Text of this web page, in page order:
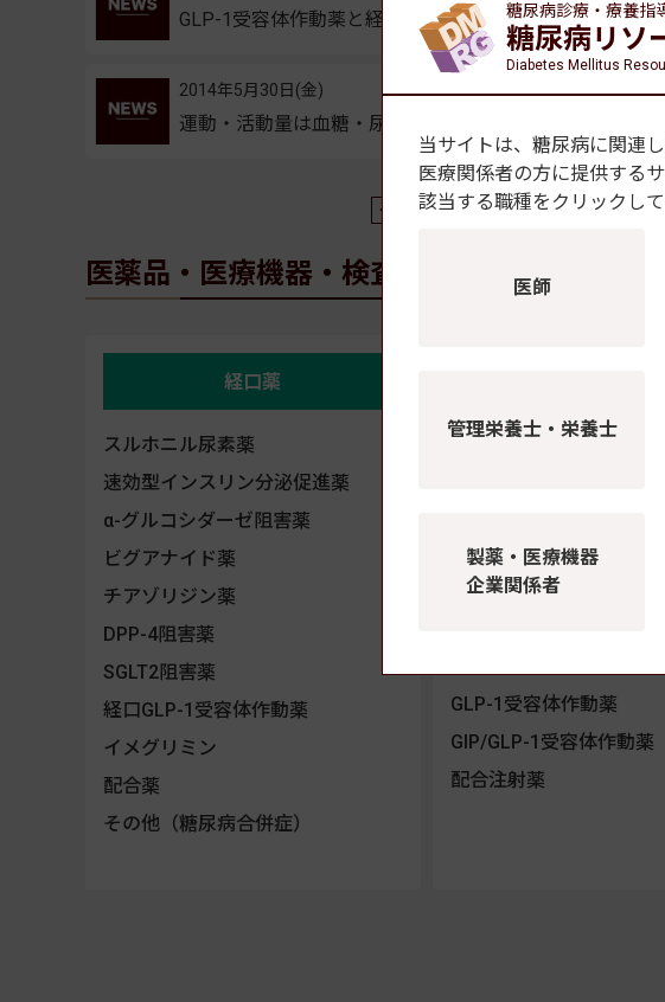
GLP-1受容体作動薬と経口薬・インスリンの併用で
運動・活動量は血糖・尿糖と相関 糖尿病患者を１週間
2014年5月30日(金)
2 ... 142 143 144 145 146
医薬品・医療機器・検査機器
経口薬
スルホニル尿素薬
速効型インスリン分泌促進薬
α-グルコシダーゼ阻害薬
ビグアナイド薬
チアゾリジン薬
DPP-4阻害薬
SGLT2阻害薬
経口GLP-1受容体作動薬
イメグリミン
配合薬
その他（糖尿病合併症）
インスリン製剤
持効型溶解インスリン
中間型インスリン
GLP-1受容体作動薬
GIP/GLP-1受容体作動薬
配合注射薬
糖尿病診療・療養指
糖尿病リソ
Diabetes Mellitus
当サイトは、糖尿病に関連
医療関係者の方に提供するサ
該当する職種をクリックし
医師
管理栄養士・栄養士
製薬・医療機器
企業関係者